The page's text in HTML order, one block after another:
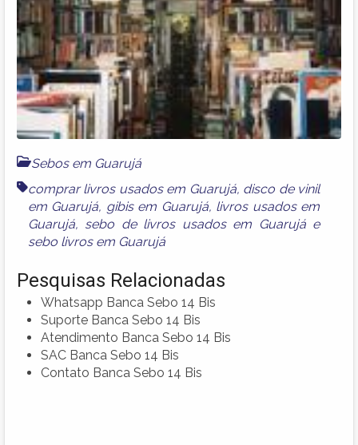
Sebos em Guarujá
comprar livros usados em Guarujá, disco de vinil
em Guarujá, gibis em Guarujá, livros usados em
Guarujá, sebo de livros usados em Guarujáe
sebo livros em Guarujá
Pesquisas Relacionadas
Whatsapp Banca Sebo 14 Bis
Suporte Banca Sebo 14 Bis
Atendimento Banca Sebo 14 Bis
SAC Banca Sebo 14 Bis
Contato Banca Sebo 14 Bis